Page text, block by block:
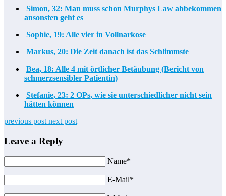
Simon, 32: Man muss schon Murphys Law abbekommen
ansonsten geht es
Sophie, 19: Alle vier in Vollnarkose
Markus, 20: Die Zeit danach ist das Schlimmste
Bea, 18: Alle 4 mit örtlicher Betäubung (Bericht von
schmerzsensibler Patientin)
Stefanie, 23: 2 OPs, wie sie unterschiedlicher nicht sein
hätten können
previous post next post
Leave a Reply
Name*
E-Mail*